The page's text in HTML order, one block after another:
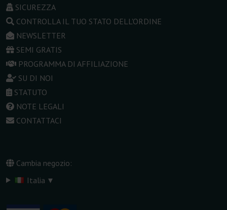
SICUREZZA
CONTROLLA IL TUO STATO DELL'ORDINE
NEWSLETTER
SEMI GRATIS
PROGRAMMA DI AFFILIAZIONE
SU DI NOI
STATUTO
NOTE LEGALI
CONTATTACI
Cambia negozio:
Italia ▾